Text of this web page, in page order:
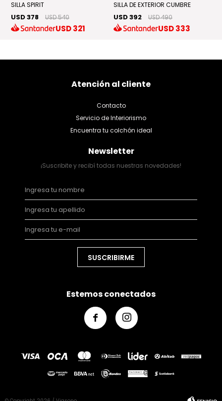
SILLA SPIRIT
USD 378 USD 540
USD321
SILLA DE EXTERIOR CUMBRE
USD 392 USD 490
USD333
Atención al cliente
Contacto
Servicio de Interiorismo
Encuentra tu colchón ideal
Newsletter
¡Suscribite y recibí todas nuestras novedades!
SUSCRIBIRME
Estemos conectados
 